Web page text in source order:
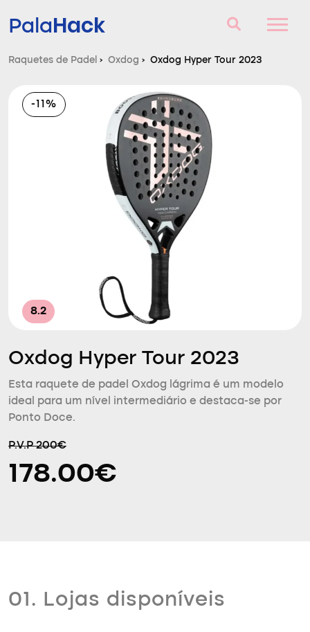
PalaHack
Perguntas e respostas
Comparador
Raquetes de Padel › Oxdog › Oxdog Hyper Tour 2023
-11%
8.2
Oxdog Hyper Tour 2023
Esta raquete de padel Oxdog lágrima é um modelo
ideal para um nível intermediário e destaca-se por
Ponto Doce.
P.V.P 200€
178.00€
01. Lojas disponíveis